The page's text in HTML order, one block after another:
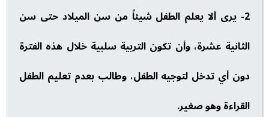
2- يرى ألا يعلم الطفل شيئاً من سن الميلاد حتى سن
الثانية عشرة، وأن تكون التربية سلبية خلال هذه الفترة
دون أي تدخل لتوجيه الطفل، وطالب بعدم تعليم الطفل
القراءة وهو صغير.